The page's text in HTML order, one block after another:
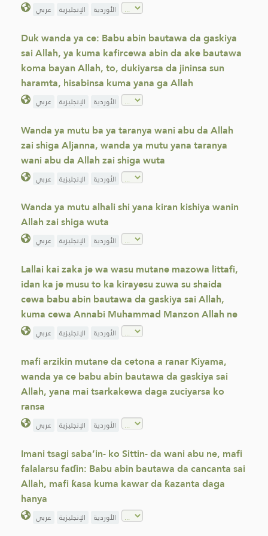
عربي الإنجليزية الأوردية
Duk wanda ya ce: Babu abin bautawa da gaskiya
sai Allah, ya kuma kafircewa abin da ake bautawa
koma bayan Allah, to, dukiyarsa da jininsa sun
haramta, hisabinsa kuma yana ga Allah
عربي الإنجليزية الأوردية
Wanda ya mutu ba ya taranya wani abu da Allah
zai shiga Aljanna, wanda ya mutu yana taranya
wani abu da Allah zai shiga wuta
عربي الإنجليزية الأوردية
Wanda ya mutu alhali shi yana kiran kishiya wanin
Allah zai shiga wuta
عربي الإنجليزية الأوردية
Lallai kai zaka je wa wasu mutane mazowa littafi,
idan ka je musu to ka kirayesu zuwa su shaida
cewa babu abin bautawa da gaskiya sai Allah,
kuma cewa Annabi Muhammad Manzon Allah ne
عربي الإنجليزية الأوردية
mafi arzikin mutane da cetona a ranar Kiyama,
wanda ya ce babu abin bautawa da gaskiya sai
Allah, yana mai tsarkakewa daga zuciyarsa ko
ransa
عربي الإنجليزية الأوردية
Imani tsagi saba’in- ko Sittin- da wani abu ne, mafi
falalarsu faɗin: Babu abin bautawa da cancanta sai
Allah, mafi ƙasa kuma kawar da ƙazanta daga
hanya
عربي الإنجليزية الأوردية